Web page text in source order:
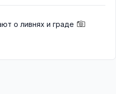
о ливнях и граде